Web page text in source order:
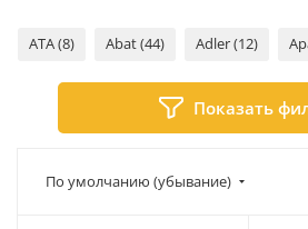
ATA (8) Abat (44) Adler (12)
Показать
По умолчанию (убывание)